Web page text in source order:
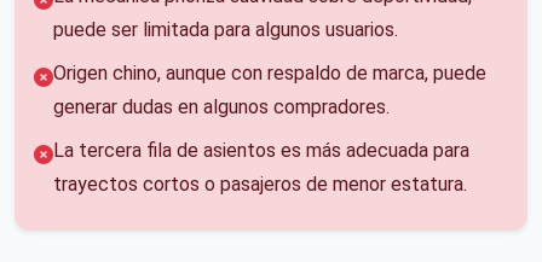
puede ser limitada para algunos usuarios.
Origen chino, aunque con respaldo de marca, puede
generar dudas en algunos compradores.
La tercera fila de asientos es más adecuada para
trayectos cortos o pasajeros de menor estatura.